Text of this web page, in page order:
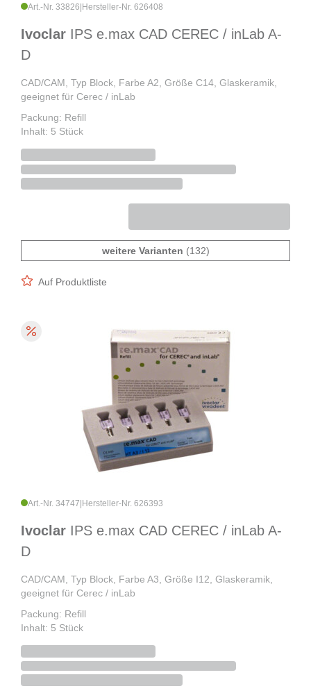
Art.-Nr. 33826 Hersteller-Nr. 626408
Ivoclar IPS e.max CAD CEREC / inLab A-
D
CAD/CAM, Typ Block, Farbe A2, Größe C14, Glaskeramik,
geeignet für Cerec / inLab
Packung: Refill
Inhalt: 5 Stück
weitere Varianten (132)
Auf Produktliste
Art.-Nr. 34747 Hersteller-Nr. 626393
Ivoclar IPS e.max CAD CEREC / inLab A-
D
CAD/CAM, Typ Block, Farbe A3, Größe I12, Glaskeramik,
geeignet für Cerec / inLab
Packung: Refill
Inhalt: 5 Stück